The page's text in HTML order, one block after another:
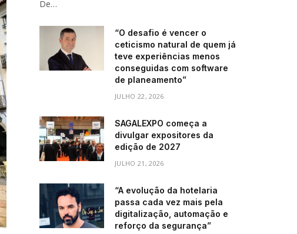
De…
“O desafio é vencer o
ceticismo natural de quem já
teve experiências menos
conseguidas com software
de planeamento”
JULHO 22, 2026
SAGALEXPO começa a
divulgar expositores da
edição de 2027
JULHO 21, 2026
“A evolução da hotelaria
passa cada vez mais pela
digitalização, automação e
reforço da segurança”